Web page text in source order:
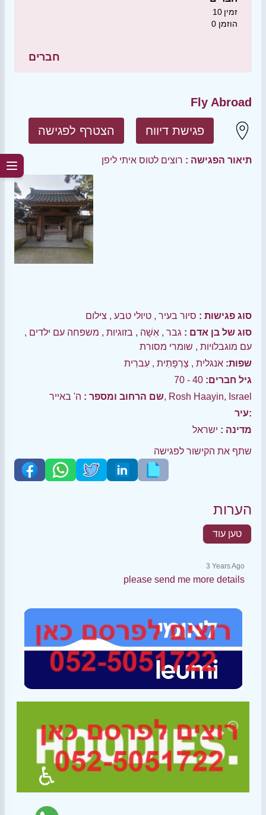
10 זמין
0 הוזמן
חברים
Fly Abroad
הצטרף לפגישה פגישת דיווח
תיאור הפגישה : רוצים לטוס איתי ליפן
סוג פגישות : סיור בעיר , טיולי טבע , צילום
סוג של בן אדם : גבר , אִשָׁה , בזוגיות , משפחה עם ילדים ,
עם מוגבלויות , שומרי מסורת
שפות: אנגלית , צָרְפָתִית , עִברִית
גיל חברים: 40 - 70
שם הרחוב ומספר :ה' באייר, Rosh Haayin, Israel
עיר:
מדינה : ישראל
שתף את הקישור לפגישה
הערות
טען עוד
3 Years Ago
please send me more details
♿